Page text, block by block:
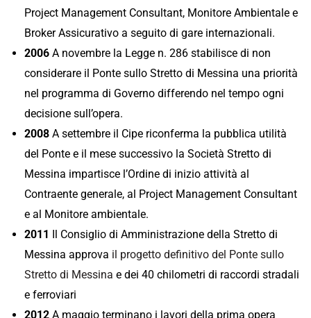
Project Management Consultant, Monitore Ambientale e
Broker Assicurativo a seguito di gare internazionali.
2006 A novembre la Legge n. 286 stabilisce di non
considerare il Ponte sullo Stretto di Messina una priorità
nel programma di Governo differendo nel tempo ogni
decisione sull’opera.
2008 A settembre il Cipe riconferma la pubblica utilità
del Ponte e il mese successivo la Società Stretto di
Messina impartisce l’Ordine di inizio attività al
Contraente generale, al Project Management Consultant
e al Monitore ambientale.
2011 Il Consiglio di Amministrazione della Stretto di
Messina approva il progetto definitivo del Ponte sullo
Stretto di Messina e dei 40 chilometri di raccordi stradali
e ferroviari
2012 A maggio terminano i lavori della prima opera